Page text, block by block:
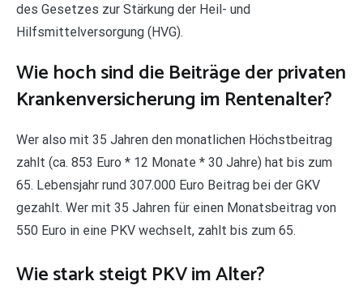
des Gesetzes zur Stärkung der Heil- und
Hilfsmittelversorgung (HVG).
Wie hoch sind die Beiträge der privaten
Krankenversicherung im Rentenalter?
Wer also mit 35 Jahren den monatlichen Höchstbeitrag
zahlt (ca. 853 Euro * 12 Monate * 30 Jahre) hat bis zum
65. Lebensjahr rund 307.000 Euro Beitrag bei der GKV
gezahlt. Wer mit 35 Jahren für einen Monatsbeitrag von
550 Euro in eine PKV wechselt, zahlt bis zum 65.
Wie stark steigt PKV im Alter?